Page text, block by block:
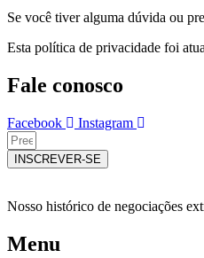
Se você tiver alguma dúvida ou
Esta política de privacidade foi
Fale conosco
Facebook Instagram
INSCREVER-SE
Nosso histórico de negociações
Menu